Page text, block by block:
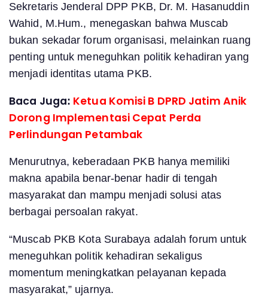
Sekretaris Jenderal DPP PKB, Dr. M. Hasanuddin
Wahid, M.Hum., menegaskan bahwa Muscab
bukan sekadar forum organisasi, melainkan ruang
penting untuk meneguhkan politik kehadiran yang
menjadi identitas utama PKB.
Baca Juga: Ketua Komisi B DPRD Jatim Anik
Dorong Implementasi Cepat Perda
Perlindungan Petambak
Menurutnya, keberadaan PKB hanya memiliki
makna apabila benar-benar hadir di tengah
masyarakat dan mampu menjadi solusi atas
berbagai persoalan rakyat.
“Muscab PKB Kota Surabaya adalah forum untuk
meneguhkan politik kehadiran sekaligus
momentum meningkatkan pelayanan kepada
masyarakat,” ujarnya.